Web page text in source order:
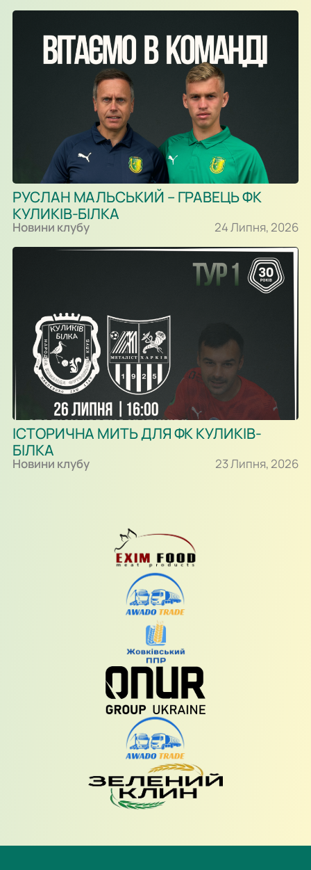
РУСЛАН МАЛЬСЬКИЙ – ГРАВЕЦЬ ФК
КУЛИКІВ-БІЛКА
Новини клубу 24 Липня, 2026
ІСТОРИЧНА МИТЬ ДЛЯ ФК КУЛИКІВ-
БІЛКА
Новини клубу 23 Липня, 2026